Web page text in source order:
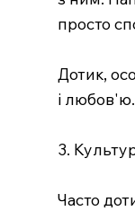
просто
Дотик,
і
3.
Часто